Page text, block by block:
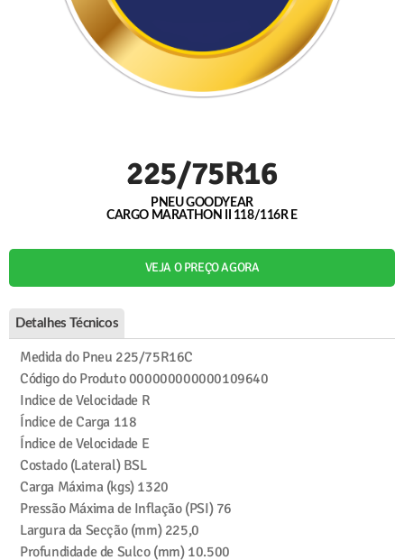
225/75R16
PNEU GOODYEAR
CARGO MARATHON II 118/116R E
VEJA O PREÇO AGORA
Detalhes Técnicos
Medida do Pneu 225/75R16C
Código do Produto000000000000109640
Indice de Velocidade R
Índice de Carga 118
Índice de Velocidade E
Costado (Lateral) BSL
Carga Máxima (kgs) 1320
Pressão Máxima de Inflação (PSI) 76
Largura da Secção (mm) 225,0
Profundidade de Sulco (mm) 10.500